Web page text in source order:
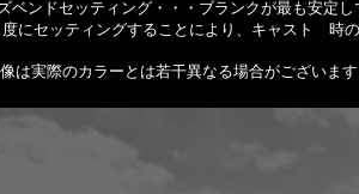
ベンドセッティング・・・ブランクが最も安定
にセッティングすることにより、キャスト 時
は実際のカラーとは若干異なる場合がございま